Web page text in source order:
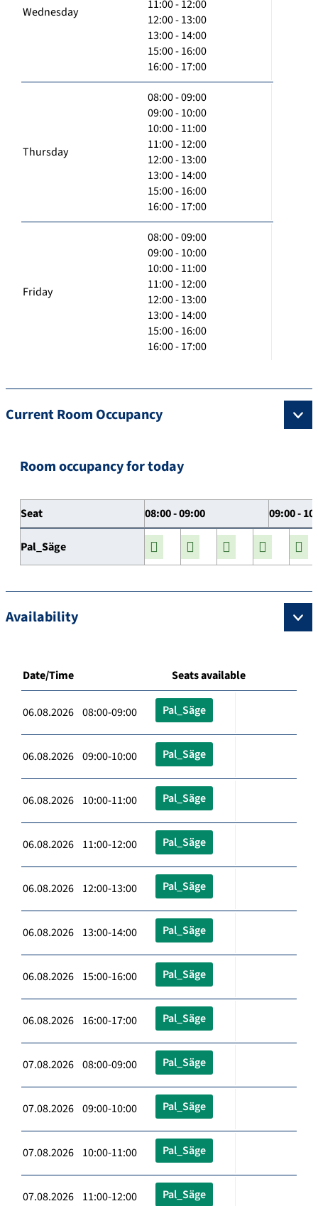
Wednesday
11:00 - 12:00
12:00 - 13:00
13:00 - 14:00
15:00 - 16:00
16:00 - 17:00
Thursday
08:00 - 09:00
09:00 - 10:00
10:00 - 11:00
11:00 - 12:00
12:00 - 13:00
13:00 - 14:00
15:00 - 16:00
16:00 - 17:00
Friday
08:00 - 09:00
09:00 - 10:00
10:00 - 11:00
11:00 - 12:00
12:00 - 13:00
13:00 - 14:00
15:00 - 16:00
16:00 - 17:00
Current Room Occupancy
Room occupancy for today
Seat 08:00 - 09:00 09:00 -
Pal_Säge
Availability
Date/Time Seats available
06.08.2026 08:00-09:00 Pal_Säge
06.08.2026 09:00-10:00 Pal_Säge
06.08.2026 10:00-11:00 Pal_Säge
06.08.2026 11:00-12:00 Pal_Säge
06.08.2026 12:00-13:00 Pal_Säge
06.08.2026 13:00-14:00 Pal_Säge
06.08.2026 15:00-16:00 Pal_Säge
06.08.2026 16:00-17:00 Pal_Säge
07.08.2026 08:00-09:00 Pal_Säge
07.08.2026 09:00-10:00 Pal_Säge
07.08.2026 10:00-11:00 Pal_Säge
07.08.2026 11:00-12:00 Pal_Säge